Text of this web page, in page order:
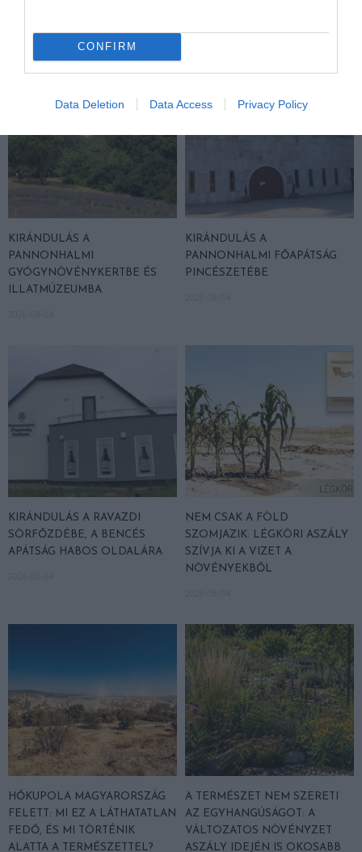
CONFIRM
Data Deletion Data Access Privacy Policy
2026-08-04
KIRÁNDULÁS A
PANNONHALMI
GYÓGYNÖVÉNYKERTBE ÉS
ILLATMÚZEUMBA
KIRÁNDULÁS A
PANNONHALMI FŐAPÁTSÁG
PINCÉSZETÉBE
KIRÁNDULÁS A RAVAZDI
SÖRFŐZDÉBE, A BENCÉS
APÁTSÁG HABOS OLDALÁRA
NEM CSAK A FÖLD
SZOMJAZIK: LÉGKÖRI ASZÁLY
SZÍVJA KI A VIZET A
NÖVÉNYEKBŐL
HŐKUPOLA MAGYARORSZÁG
FELETT: MI EZ A LÁTHATATLAN
FEDŐ, ÉS MI TÖRTÉNIK
ALATTA A TERMÉSZETTEL?
A TERMÉSZET NEM SZERETI
AZ EGYHANGÚSÁGOT: A
VÁLTOZATOS NÖVÉNYZET
ASZÁLY IDEJÉN IS OKOSABB